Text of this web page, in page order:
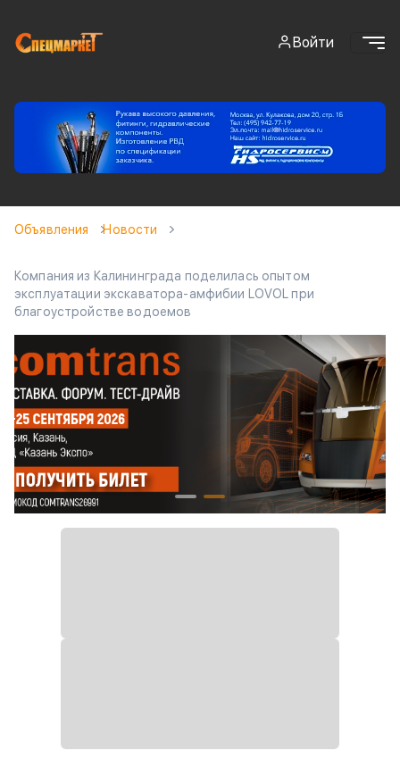
Войти
Объявления Новости
Компания из Калининграда поделилась опытом
эксплуатации экскаватора-амфибии LOVOL при
благоустройстве водоемов